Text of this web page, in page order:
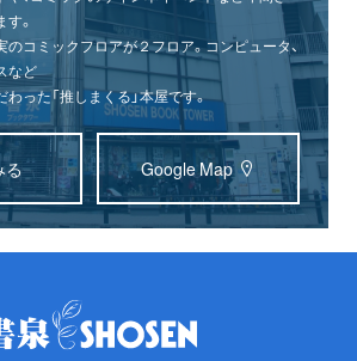
。
コミックフロアが２フロア。コンピュータ、
など
った「推しまくる」本屋です。
る Google Map